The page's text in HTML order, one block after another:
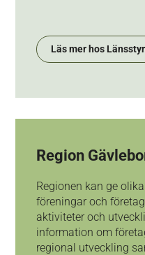
Läs mer hos
Region
Regionen kan ge
föreningar och
aktiviteter och
information om
regional utveckling